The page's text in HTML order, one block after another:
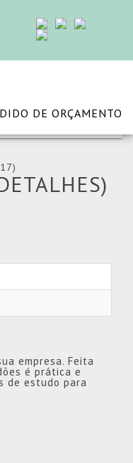
VOLTAR
empresa. Feita
é prática e
de estudo para